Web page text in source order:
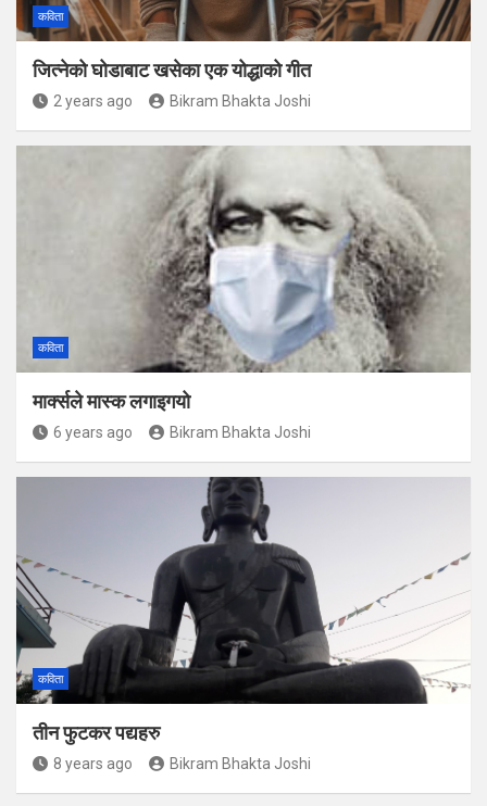
कविता
जित्नेको घोडाबाट खसेका एक योद्धाको गीत
2 years ago Bikram Bhakta Joshi
कविता
मार्क्सले मास्क लगाइगयो
6 years ago Bikram Bhakta Joshi
कविता
तीन फुटकर पद्यहरु
8 years ago Bikram Bhakta Joshi